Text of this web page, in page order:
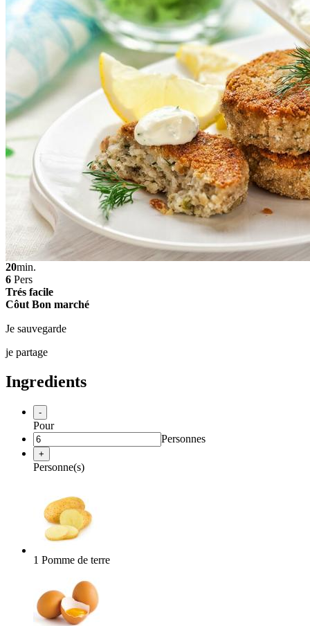
20min.
6 Pers
Trés facile
Côut Bon marché
Je sauvegarde
je partage
Ingredients
-
Pour
Personnes
+
Personne(s)
1 Pomme de terre